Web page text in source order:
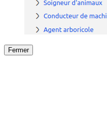
Fermer